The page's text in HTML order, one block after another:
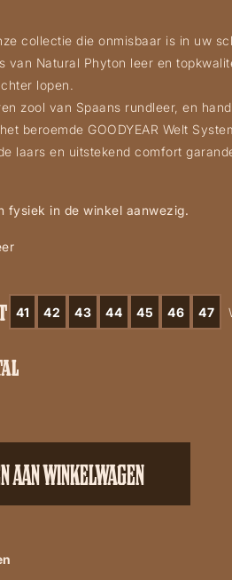
collectie die onmisbaar is in uw
van Natural Phyton leer en
lopen.
zool van Spaans rundleer, en
beroemde GOODYEAR Welt
laars en uitstekend comfort
fysiek in de winkel aanwezig.
41 42 43 44 45 46 47
AAN WINKELWAGEN